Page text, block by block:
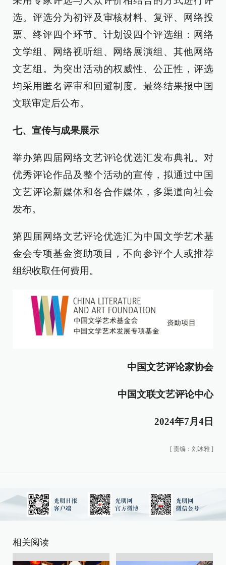
选。评选分为初评及审核材料、复评、网络投
票、终评四个环节。计划设四个评选组：网络
文学组、网络视听组、网络展演组、其他网络
文艺组。为突出活动的权威性、公正性，评选
均采用匿名评审和回避制度。最终结果报中国
文联审定后公布。
七、 宣传与成果展示
举办第四届网络文艺评论优选汇发布典礼。对
优秀评论作品及整个活动的宣传，拟通过中国
文艺评论新媒体和各合作媒体，多渠道向社会
发布。
第四届网络文艺评论优选汇为中国文学艺术基
金会专项基金资助项目，不向参评个人或推荐
组织收取任何费用。
中国文艺评论家协会
中国文联文艺评论中心
2024年7月4日
[ 责编：刘冰雅 ]
相关阅读